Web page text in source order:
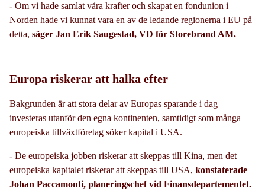
- Om vi hade samlat våra krafter och skapat en fondunion i
Norden hade vi kunnat vara en av de ledande regionerna i EU på
detta, säger Jan Erik Saugestad, VD för Storebrand AM.
Europa riskerar att halka efter
Bakgrunden är att stora delar av Europas sparande i dag
investeras utanför den egna kontinenten, samtidigt som många
europeiska tillväxtföretag söker kapital i USA.
- De europeiska jobben riskerar att skeppas till Kina, men det
europeiska kapitalet riskerar att skeppas till USA, konstaterade
Johan Paccamonti, planeringschef vid Finansdepartementet.